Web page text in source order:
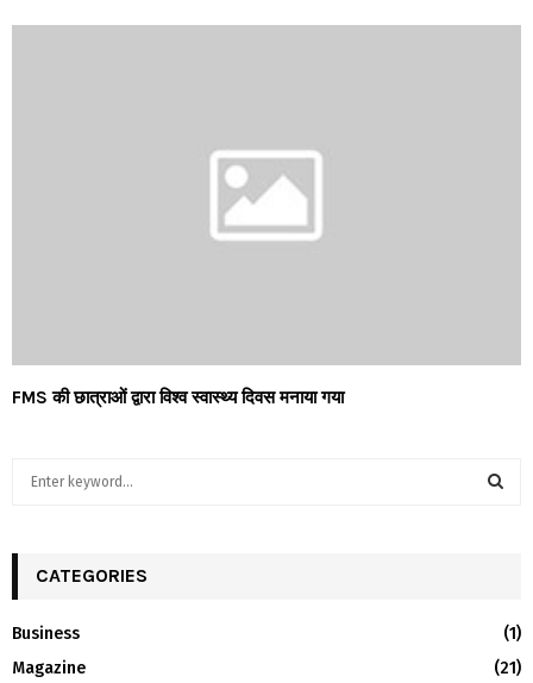
FMS की छात्राओं द्वारा विश्व स्वास्थ्य दिवस मनाया गया
h
o
r
R
CATEGORIES
Business
(1)
Magazine
(21)